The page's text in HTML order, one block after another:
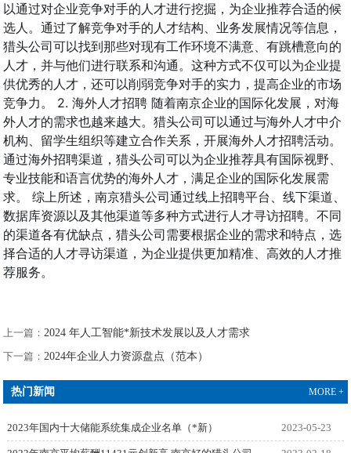
以通过对企业竞争对手的人才进行挖掘，为企业推荐合适的候
选人。通过了解竞争对手的人才结构、业务发展情况等信息，
猎头公司可以找到那些对现有工作环境不满意、有跳槽意向的
人才，并与他们进行联系和沟通。这种方式不仅可以为企业提
供优秀的人才，还可以削弱竞争对手的实力，提高企业的市场
竞争力。 2. 海外人才招聘 随着南京企业的国际化发展，对海
外人才的需求也越来越大。猎头公司可以通过与海外人才中介
机构、留学生组织等建立合作关系，开展海外人才招聘活动。
通过海外招聘渠道，猎头公司可以为企业推荐具有国际视野、
专业技能和语言优势的海外人才，满足企业的国际化发展需
求。 综上所述，南京猎头公司通过线上招聘平台、线下渠道、
数据库资源以及其他渠道等多种方式进行人才寻访招聘。不同
的渠道各有优缺点，猎头公司需要根据企业的需求和特点，选
择合适的人才寻访渠道，为企业提供更加精准、高效的人才推
荐服务。
上一篇：2024 年人工智能*新技术发展以及人才需求
下一篇：2024年企业人力资源盘点（范本）
热门新闻 MORE +
2023年国内十大储能系统集成企业名单（*新） 2023-05-23